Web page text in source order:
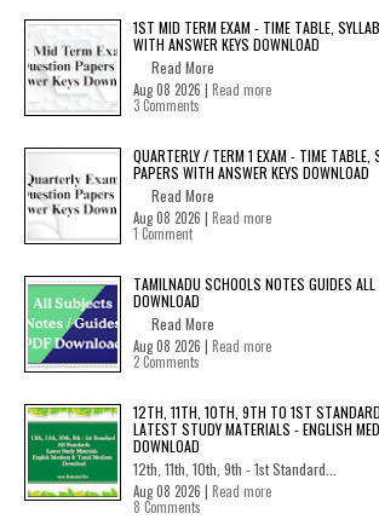
1ST MID TERM EXAM - TIME TABLE,
WITH ANSWER KEYS DOWNLOAD
Read More
Aug 08 2026 | Read more
3 Comments
QUARTERLY / TERM 1 EXAM - TIME TABLE,
PAPERS WITH ANSWER KEYS DOWNLOAD
Read More
Aug 08 2026 | Read more
1 Comment
TAMILNADU SCHOOLS NOTES GUIDES
DOWNLOAD
Read More
Aug 08 2026 | Read more
2 Comments
12TH, 11TH, 10TH, 9TH TO 1ST
LATEST STUDY MATERIALS - ENGLISH
DOWNLOAD
12th, 11th, 10th, 9th - 1st Standard...
Aug 08 2026 | Read more
8 Comments